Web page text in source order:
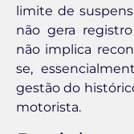
limite de
não gera
não implica
se,
gestão do
motorista.